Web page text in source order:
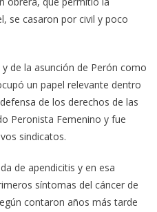
se casaron por civil y poco
de la asunción de Perón como
un papel relevante dentro
de los derechos de las
Peronista Femenino y fue
sindicatos.
de apendicitis y en esa
síntomas del cáncer de
contaron años más tarde